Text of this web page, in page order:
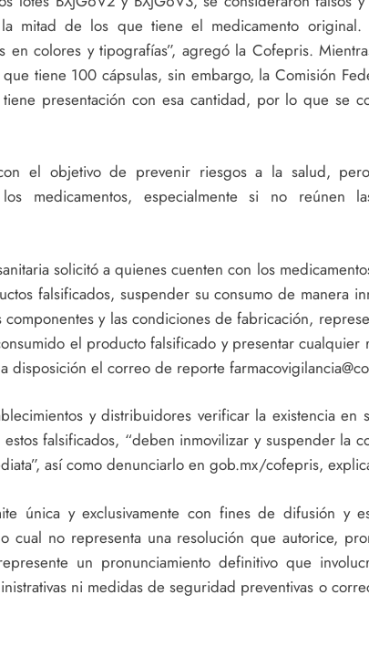
mitad de los que tiene el medicamento original.
en colores y tipografías”, agregó la Cofepris.
tiene 100 cápsulas, sin embargo, la Comisión
presentación con esa cantidad, por lo que se
el objetivo de prevenir riesgos a la salud,
medicamentos, especialmente si no reúnen
solicitó a quienes cuenten con los
falsificados, suspender su consumo de manera
y las condiciones de fabricación,
el producto falsificado y presentar cualquier
disposición el correo de reporte
y distribuidores verificar la existencia en
falsificados, “deben inmovilizar y suspender la
así como denunciarlo en gob.mx/cofepris,
única y exclusivamente con fines de difusión y
cual no representa una resolución que autorice,
un pronunciamiento definitivo que
ni medidas de seguridad preventivas o